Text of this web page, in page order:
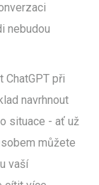
nebudou
ChatGPT při
navrhnout
situace - ať už
můžete
vaší